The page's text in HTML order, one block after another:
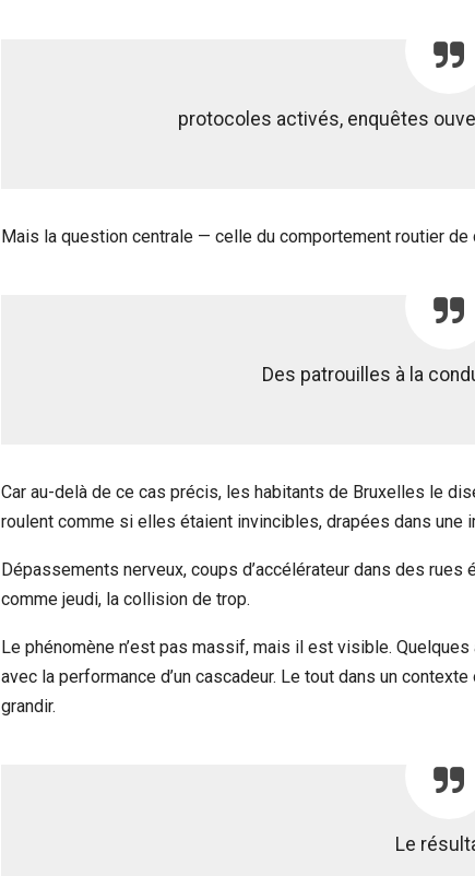
protocoles activés, enquêtes
Mais la question centrale — celle du comportement routier
Des patrouilles à la
Car au-delà de ce cas précis, les habitants de Bruxelles le
roulent comme si elles étaient invincibles, drapées dans une
Dépassements nerveux, coups d’accélérateur dans des
comme jeudi, la collision de trop.
Le phénomène n’est pas massif, mais il est visible.
avec la performance d’un cascadeur. Le tout dans un
grandir.
Le